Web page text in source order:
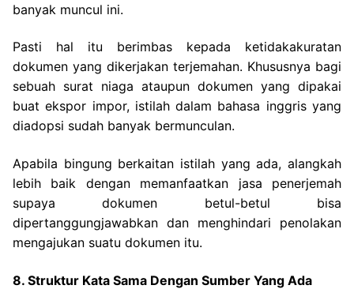
banyak muncul ini.
Pasti hal itu berimbas kepada ketidakakuratan
dokumen yang dikerjakan terjemahan. Khususnya bagi
sebuah surat niaga ataupun dokumen yang dipakai
buat ekspor impor, istilah dalam bahasa inggris yang
diadopsi sudah banyak bermunculan.
Apabila bingung berkaitan istilah yang ada, alangkah
lebih baik dengan memanfaatkan jasa penerjemah
supaya dokumen betul-betul bisa
dipertanggungjawabkan dan menghindari penolakan
mengajukan suatu dokumen itu.
8. Struktur Kata Sama Dengan Sumber Yang Ada